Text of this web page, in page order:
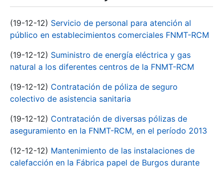
(19-12-12) Servicio de personal para atención al
público en establecimientos comerciales FNMT-RCM
(19-12-12) Suministro de energía eléctrica y gas
natural a los diferentes centros de la FNMT-RCM
(19-12-12) Contratación de póliza de seguro
colectivo de asistencia sanitaria
(19-12-12) Contratación de diversas pólizas de
aseguramiento en la FNMT-RCM, en el período 2013
(12-12-12) Mantenimiento de las instalaciones de
calefacción en la Fábrica papel de Burgos durante